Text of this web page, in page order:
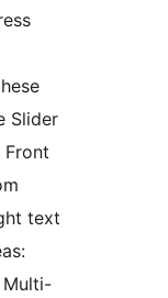
Slider
Front
text
Multi-